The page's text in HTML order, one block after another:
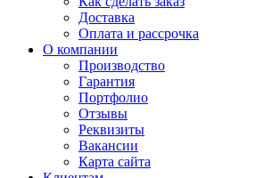
Доставка
Оплата и рассрочка
О компании
Производство
Гарантия
Портфолио
Отзывы
Реквизиты
Вакансии
Карта сайта